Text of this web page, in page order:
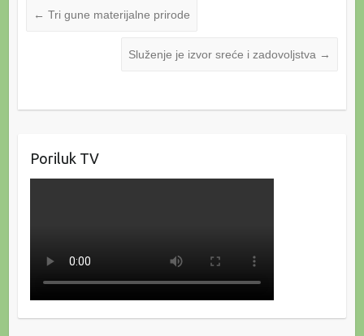
← Tri gune materijalne prirode
Služenje je izvor sreće i zadovoljstva →
Poriluk TV